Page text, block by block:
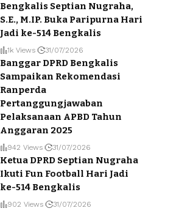
Bengkalis Septian Nugraha,
S.E., M.IP. Buka Paripurna Hari
Jadi ke-514 Bengkalis
1k Views 31/07/2026
Banggar DPRD Bengkalis
Sampaikan Rekomendasi
Ranperda
Pertanggungjawaban
Pelaksanaan APBD Tahun
Anggaran 2025
942 Views 31/07/2026
Ketua DPRD Septian Nugraha
Ikuti Fun Football Hari Jadi
ke-514 Bengkalis
902 Views 31/07/2026